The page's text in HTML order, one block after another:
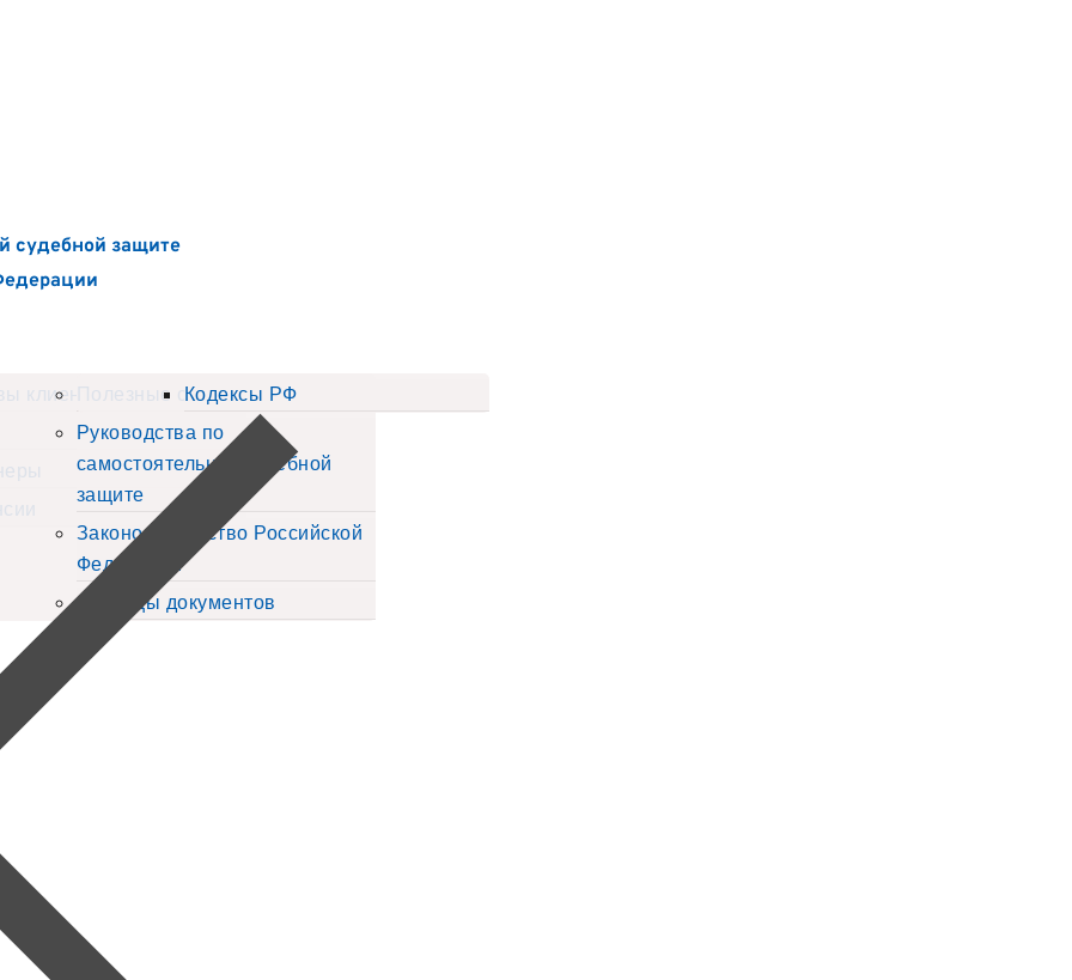
клиентовПолезные статьи
Руководства по
самостоятельной судебной
защите
Законодательство Российской
Федерации
Кодексы РФ
Образцы документов
судебной защите